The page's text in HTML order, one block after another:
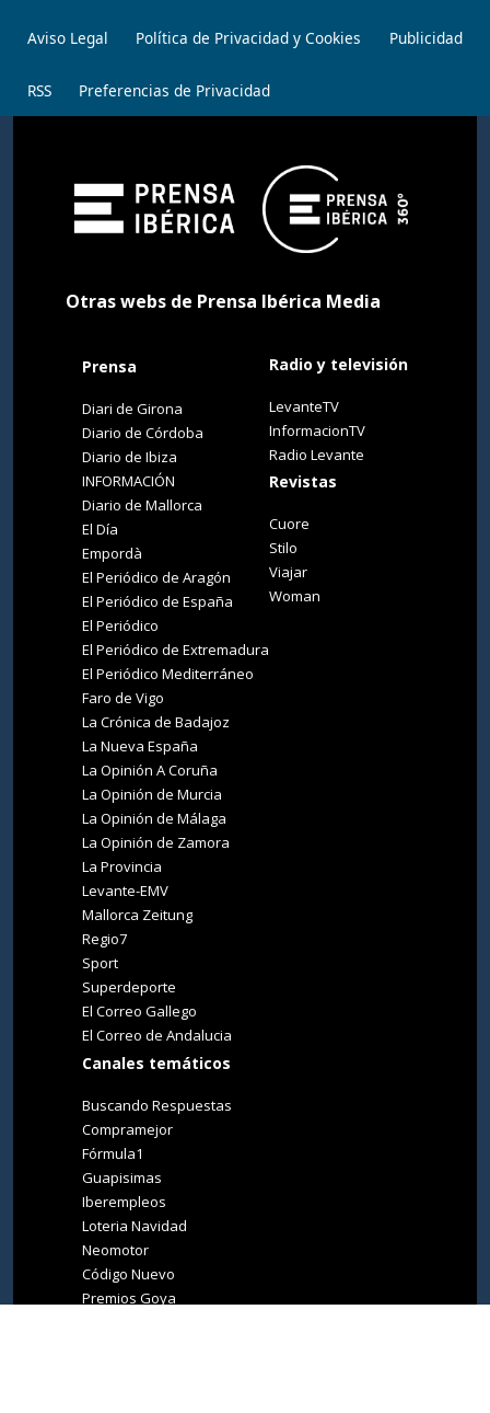
Aviso Legal Política de Privacidad y Cookies Publicidad
RSS Preferencias de Privacidad
Otras webs de Prensa Ibérica Media
Prensa
Diari de Girona
Diario de Córdoba
Diario de Ibiza
INFORMACIÓN
Diario de Mallorca
El Día
Empordà
El Periódico de Aragón
El Periódico de España
El Periódico
El Periódico de Extremadura
El Periódico Mediterráneo
Faro de Vigo
La Crónica de Badajoz
La Nueva España
La Opinión A Coruña
La Opinión de Murcia
La Opinión de Málaga
La Opinión de Zamora
La Provincia
Levante-EMV
Mallorca Zeitung
Regio7
Sport
Superdeporte
El Correo Gallego
El Correo de Andalucia
Canales temáticos
Buscando Respuestas
Compramejor
Fórmula1
Guapisimas
Iberempleos
Loteria Navidad
Neomotor
Código Nuevo
Premios Goya
Radio y televisión
LevanteTV
InformacionTV
Radio Levante
Revistas
Cuore
Stilo
Viajar
Woman